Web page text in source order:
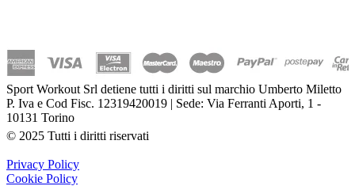
Sport Workout Srl detiene tutti i diritti sul marchio Umberto Miletto
P. Iva e Cod Fisc. 12319420019 | Sede: Via Ferranti Aporti, 1 -
10131 Torino
© 2025 Tutti i diritti riservati
Privacy Policy
Cookie Policy